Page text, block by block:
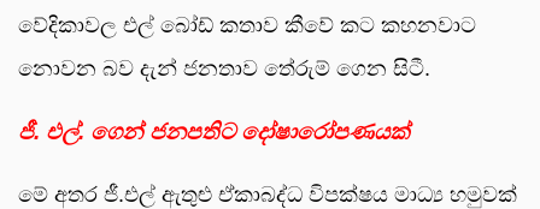
වේදිකාවල එල් බෝඩ් කතාව කීවේ කට කහනවාට
නොවන බව දැන් ජනතාව තේරුම් ගෙන සිටී.
ජී. එල්. ගෙන් ජනපතිට දෝෂාරෝපණයක්
මේ අතර ජී.එල් ඇතුළු ඒකාබද්ධ විපක්ෂය මාධ්‍ය හමුවක්